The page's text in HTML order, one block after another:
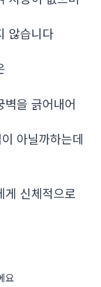
않습니다
을 긁어내어
아닐까하는데
게 신체적으로
요